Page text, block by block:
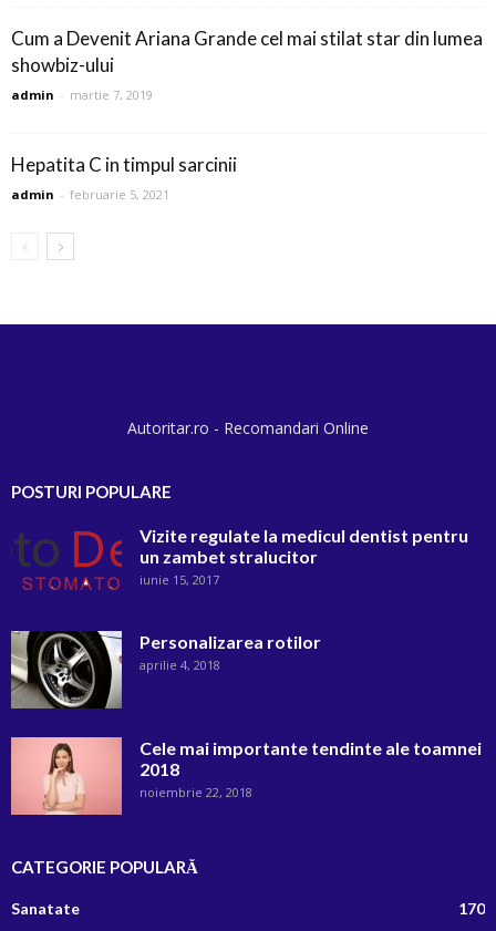
Cum a Devenit Ariana Grande cel mai stilat star din lumea
showbiz-ului
admin - martie 7, 2019
Hepatita C in timpul sarcinii
admin - februarie 5, 2021
Autoritar.ro - Recomandari Online
POSTURI POPULARE
Vizite regulate la medicul dentist pentru
un zambet stralucitor
iunie 15, 2017
Personalizarea rotilor
aprilie 4, 2018
Cele mai importante tendinte ale toamnei
2018
noiembrie 22, 2018
CATEGORIE POPULARĂ
Sanatate 170